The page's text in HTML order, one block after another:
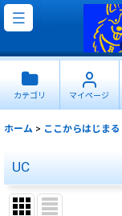
カテゴリ マイページ
ホーム > ここからはじま
UC